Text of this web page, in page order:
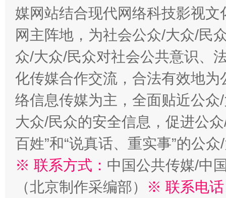
东山县通报“牛蛙产品抗生素超标问题” 法
媒网站结合现代网络科技影视
网主阵地，为社会公众/大众/民
众/大众/民众对社会公共意识、
化传媒合作交流，合法有效地
络信息传媒为主，全面贴近公
大众/民众的安全信息，促进公
百姓”和“说真话、重实事”的公
※ 联系方式： 中国公共传媒/中
（北京制作采编部）
※ 联系电